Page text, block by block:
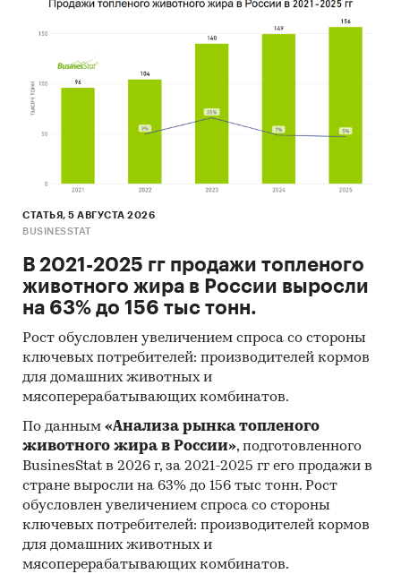
СТАТЬЯ, 5 АВГУСТА 2026
BUSINESSTAT
В 2021-2025 гг продажи топленого
животного жира в России выросли
на 63% до 156 тыс тонн.
Рост обусловлен увеличением спроса со стороны
ключевых потребителей: производителей кормов
для домашних животных и
мясоперерабатывающих комбинатов.
По данным «Анализа рынка топленого
животного жира в России», подготовленного
BusinesStat в 2026 г, за 2021-2025 гг его продажи в
стране выросли на 63% до 156 тыс тонн. Рост
обусловлен увеличением спроса со стороны
ключевых потребителей: производителей кормов
для домашних животных и
мясоперерабатывающих комбинатов.